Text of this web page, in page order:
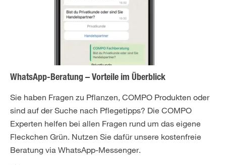
WhatsApp-Beratung – Vorteile im Überblick
Sie haben Fragen zu Pflanzen, COMPO Produkten oder
sind auf der Suche nach Pflegetipps? Die COMPO
Experten helfen bei allen Fragen rund um das eigene
Fleckchen Grün. Nutzen Sie dafür unsere kostenfreie
Beratung via WhatsApp-Messenger.